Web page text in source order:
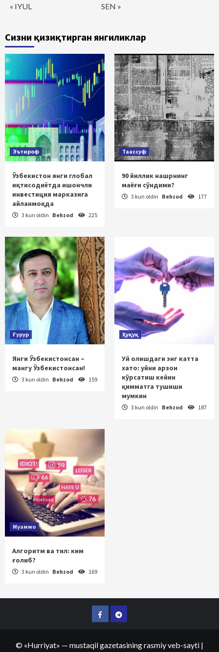
« IYUL SEN »
Сизни қизиқтирган янгиликлар
Эътироф
Ўзбекистон янги глобал
иқтисодиётда ишончли
инвестиция марказига
айланмоқда
3 kun oldin Behzod 225
Таассуф
90 йиллик нашрнинг
маёғи сўндими?
3 kun oldin Behzod 177
Ғурур
Янги Ўзбекистонсан –
мангу Ўзбекистонсан!
3 kun oldin Behzod 159
Ҳуқуқ
Уй олишдаги энг катта
хато: уйни арзон
кўрсатиш кейин
қимматга тушиши
мумкин
3 kun oldin Behzod 187
Муаммо
Алгоритм ва тил: ким
ғолиб?
3 kun oldin Behzod 169
FacebookTelegram
© «Hurriyat» — mustaqil gazetasining rasmiy veb-sayti |